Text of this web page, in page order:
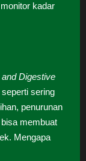
kadar
Digestive
sering
penurunan
membuat
Mengapa